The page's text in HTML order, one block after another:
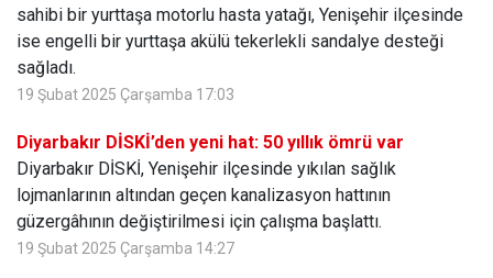
sahibi bir yurttaşa motorlu hasta yatağı, Yenişehir ilçesinde
ise engelli bir yurttaşa akülü tekerlekli sandalye desteği
sağladı.
19 Şubat 2025 Çarşamba 17:03
Diyarbakır DİSKİ’den yeni hat: 50 yıllık ömrü var
Diyarbakır DİSKİ, Yenişehir ilçesinde yıkılan sağlık
lojmanlarının altından geçen kanalizasyon hattının
güzergâhının değiştirilmesi için çalışma başlattı.
19 Şubat 2025 Çarşamba 14:27